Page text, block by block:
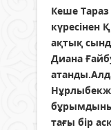
Кеше
күресінен
ақтық
Диана
тағы бір